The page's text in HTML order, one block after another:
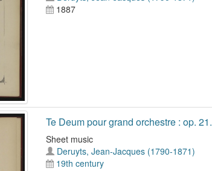
1887
Te Deum pour grand orchestre : op. 21.
Sheet music
Deruyts, Jean-Jacques (1790-1871)
19th century